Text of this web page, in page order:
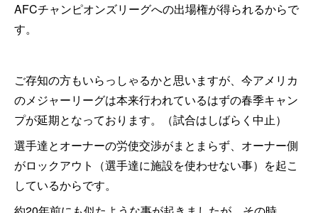
AFCチャンピオンズリーグへの出場権が得られるからで
す。
ご存知の方もいらっしゃるかと思いますが、今アメリカ
のメジャーリーグは本来行われているはずの春季キャン
プが延期となっております。（試合はしばらく中止）
選手達とオーナーの労使交渉がまとまらず、オーナー側
がロックアウト（選手達に施設を使わせない事）を起こ
しているからです。